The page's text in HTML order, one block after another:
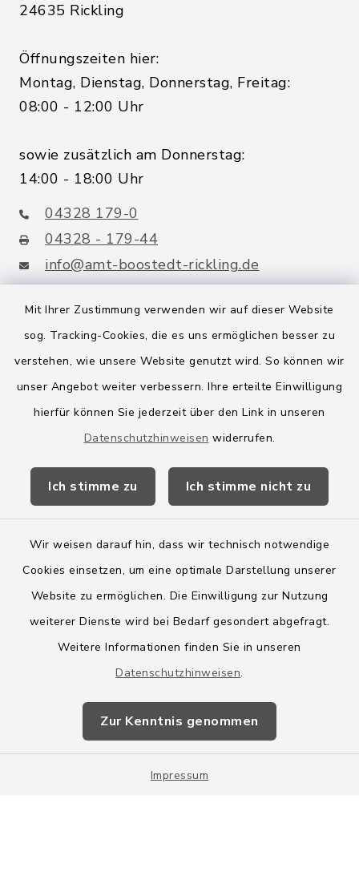
Mit Ihrer Zustimmung verwenden wir auf dieser Website
sog. Tracking-Cookies, die es uns ermöglichen besser zu
verstehen, wie unsere Website genutzt wird. So können wir
unser Angebot weiter verbessern. Ihre erteilte Einwilligung
hierfür können Sie jederzeit über den Link in unseren
Datenschutzhinweisen widerrufen.
Ich stimme zu Ich stimme nicht zu
Wir weisen darauf hin, dass wir technisch notwendige
Cookies einsetzen, um eine optimale Darstellung unserer
Website zu ermöglichen. Die Einwilligung zur Nutzung
weiterer Dienste wird bei Bedarf gesondert abgefragt.
Weitere Informationen finden Sie in unseren
Datenschutzhinweisen.
Zur Kenntnis genommen
Impressum
24635 Rickling
Öffnungszeiten hier:
Montag, Dienstag, Donnerstag, Freitag:
08:00 - 12:00 Uhr
sowie zusätzlich am Donnerstag:
14:00 - 18:00 Uhr
04328 179-0
04328 - 179-44
info@amt-boostedt-rickling.de
Quicklinks
Amt Boostedt-Rickling
Amtsbroschüre
Wege-Zweckverband
Barrierefreiheit
Impressum
Sitemap